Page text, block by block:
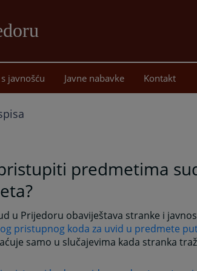
sadržaj
javnošću Javne nabavke Kontakt
predmetima
u Prijedoru obaviještava stranke i
pristupnog koda za uvid u predmete
samo u slučajevima kada stranka